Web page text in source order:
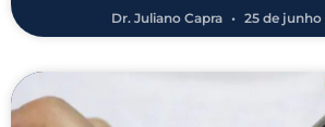
Dr. Juliano Capra 25 de junho